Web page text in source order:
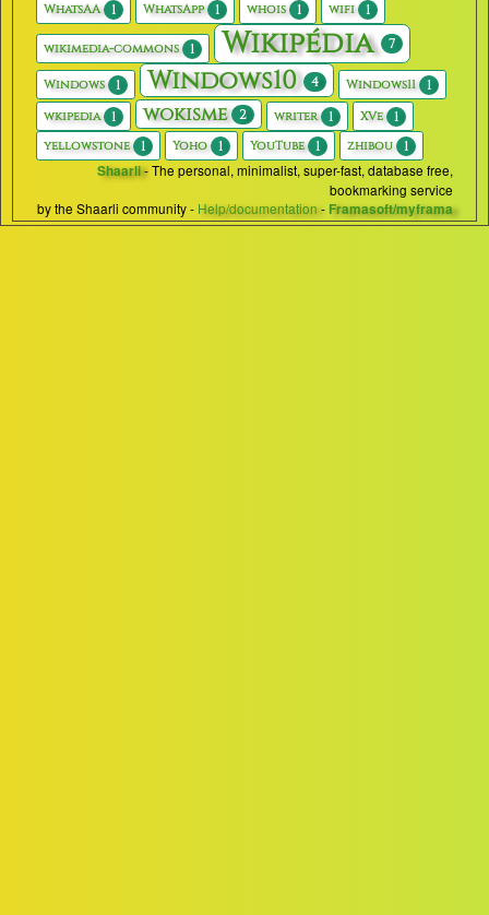
WhatsAA 1 WhatsApp 1 whois 1 wifi 1
wikimedia-commons 1 Wikipédia 7
Windows 1 Windows10 4 Windows11 1
wkipedia 1 wokisme 2 writer 1 XVe 1
yellowstone 1 Yoho 1 YouTube 1 zhibou 1
Shaarli- The personal, minimalist, super-fast, database free,
bookmarking service
by the Shaarli community - Help/documentation- Framasoft/myframa